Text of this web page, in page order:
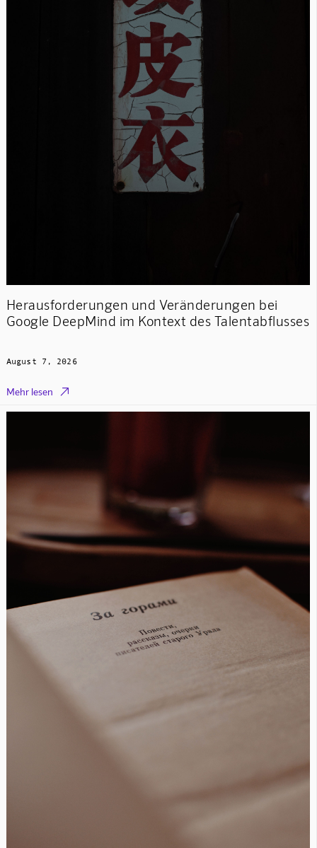
Herausforderungen und Veränderungen bei
Google DeepMind im Kontext des Talentabflusses
August 7, 2026
Mehr lesen 